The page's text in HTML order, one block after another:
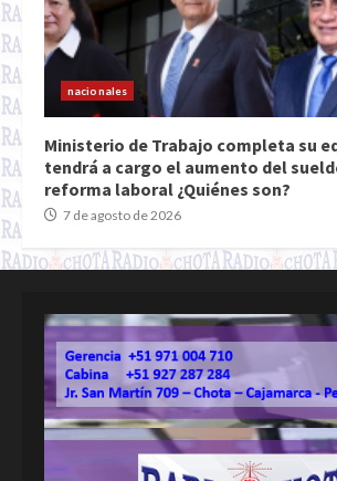
nacionales
Ministerio de Trabajo completa su
tendrá a cargo el aumento del
reforma laboral ¿Quiénes son?
7 de agosto de 2026